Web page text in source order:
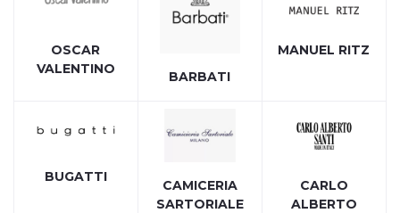
OSCAR
VALENTINO
BARBATI
MANUEL RITZ
BUGATTI
CAMICERIA
SARTORIALE
CARLO
ALBERTO